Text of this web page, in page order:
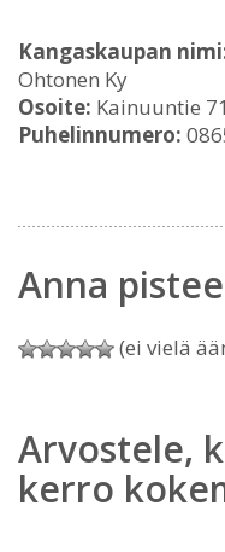
Kangaskaupan
Ohtonen Ky
Osoite: Kainuuntie
Puhelinnumero:
Anna
(ei vielä
Arvostele,
kerro